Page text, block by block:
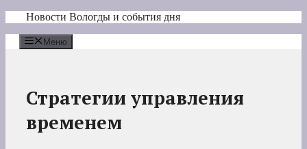
Перейти
содержимому
Новости Вологды и события дня
Меню
Стратегии управления
временем